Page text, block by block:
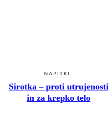
NAPITKI
Sirotka – proti utrujenosti
in za krepko telo